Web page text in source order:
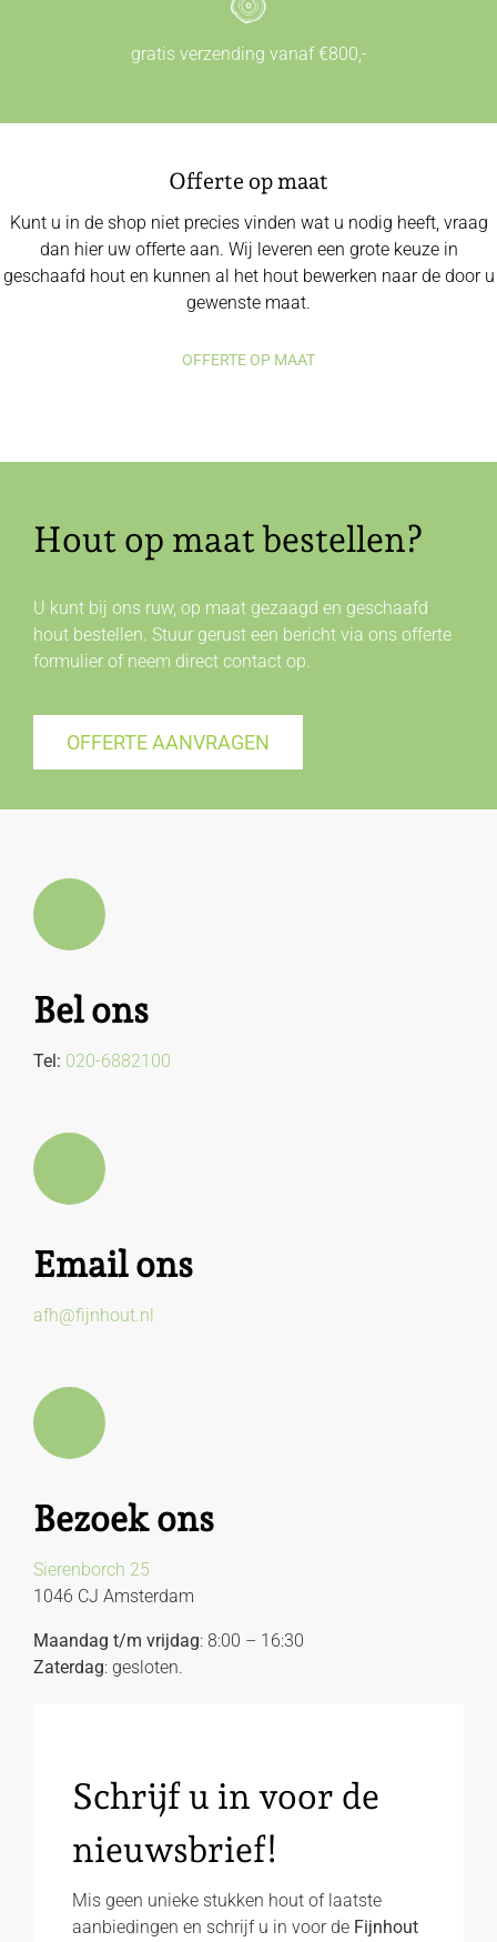
gratis verzending vanaf €800,-
Offerte op maat
Kunt u in de shop niet precies vinden wat u nodig heeft, vraag
dan hier uw offerte aan. Wij leveren een grote keuze in
geschaafd hout en kunnen al het hout bewerken naar de door u
gewenste maat.
OFFERTE OP MAAT
Hout op maat bestellen?
U kunt bij ons ruw, op maat gezaagd en geschaafd
hout bestellen. Stuur gerust een bericht via ons offerte
formulier of neem direct contactop.
OFFERTE AANVRAGEN
Bel ons
Tel: 020-6882100
Email ons
afh@fijnhout.nl
Bezoek ons
Sierenborch 25
1046 CJ Amsterdam
Maandag t/m vrijdag: 8:00 – 16:30
Zaterdag: gesloten.
Schrijf u in voor de
nieuwsbrief!
Mis geen unieke stukken hout of laatste
aanbiedingen en schrijf u in voor de Fijnhout